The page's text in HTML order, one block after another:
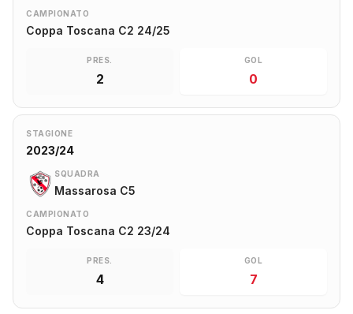
CAMPIONATO
Coppa Toscana C2 24/25
PRES.
2
GOL
0
STAGIONE
2023/24
SQUADRA
Massarosa C5
CAMPIONATO
Coppa Toscana C2 23/24
PRES.
4
GOL
7